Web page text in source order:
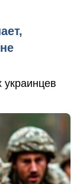
украинцев